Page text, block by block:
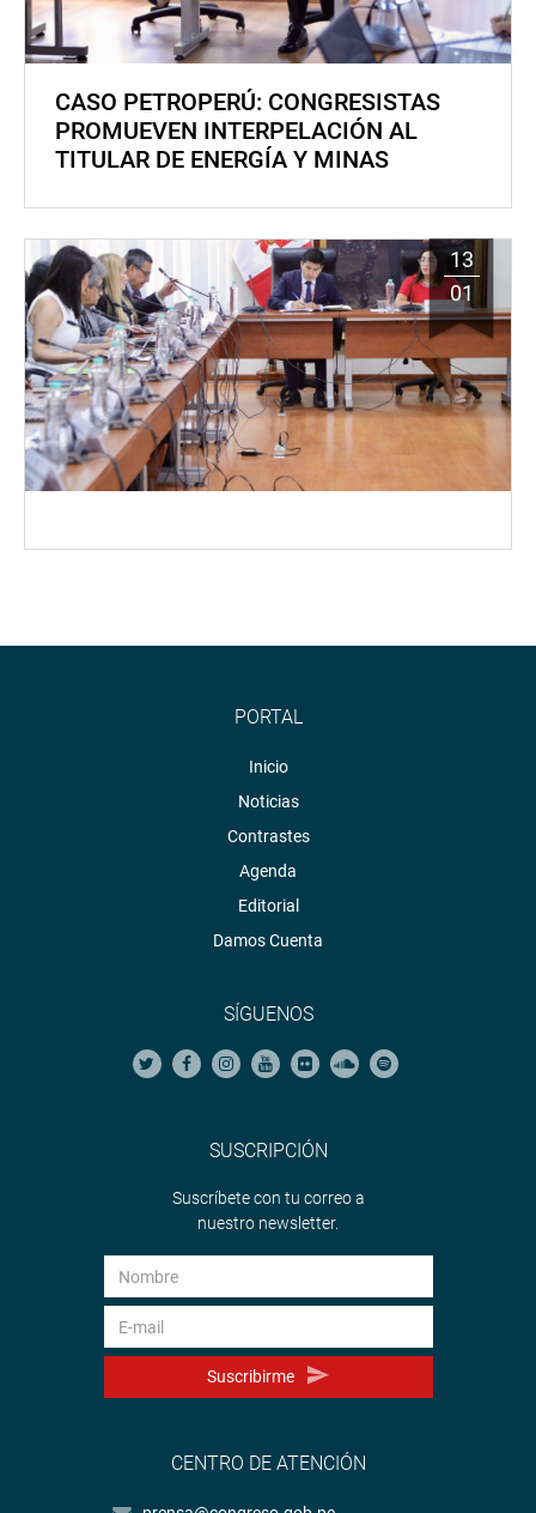
CASO PETROPERÚ: CONGRESISTAS
PROMUEVEN INTERPELACIÓN AL
TITULAR DE ENERGÍA Y MINAS
13
01
PORTAL
Inicio
Noticias
Contrastes
Agenda
Editorial
Damos Cuenta
SÍGUENOS
SUSCRIPCIÓN
Suscríbete con tu correo a
nuestro newsletter.
Suscribirme
CENTRO DE ATENCIÓN